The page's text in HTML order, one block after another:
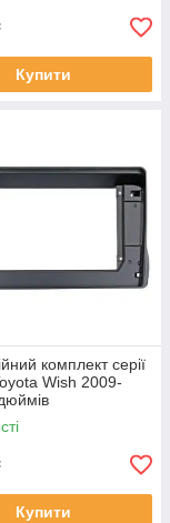
Купити
комплект серії
Wish 2009-
Купити